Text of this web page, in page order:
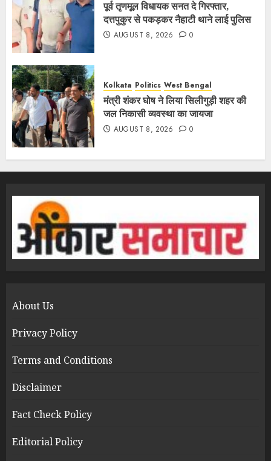
पूर्व तृणमूल विधायक सनत दे गिरफ्तार,
दत्तपुकुर से पकड़कर नैहाटी थाने लाई पुलिस
AUGUST 8, 2026 0
Kolkata Politics West Bengal
मंत्री शंकर घोष ने लिया सिलीगुड़ी शहर की
जल निकासी व्यवस्था का जायजा
AUGUST 8, 2026 0
About Us
Privacy Policy
Terms and Conditions
Disclaimer
Fact Check Policy
Editorial Policy